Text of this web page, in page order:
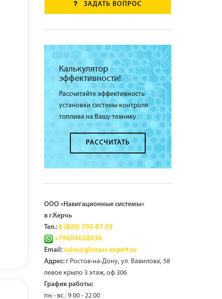
ЗАДАТЬ ВОПРОС
Калькулятор
эффективности!
Рассчитайте эффективность
установки системы контроля
топлива на Вашу технику.
РАССЧИТАТЬ
ООО «Навигационные системы»
в г.Керчь
Тел.: 8 (800) 700-87-55
+79604638036
Email: sales@glonass-expert.ru
Адрес:г.Ростов-на-Дону, ул. Вавилова, 58
левое крыло 3 этаж, оф.306
График работы:
пн.- вс.: 9.00 - 22.00